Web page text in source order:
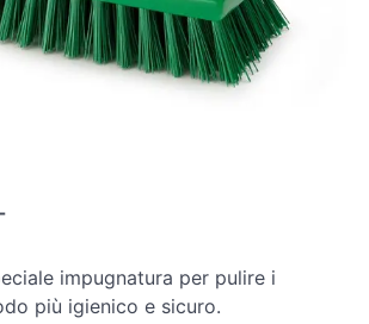
impugnatura per pulire i
più igienico e sicuro.